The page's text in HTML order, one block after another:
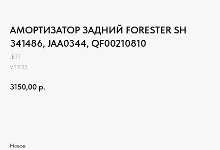
АМОРТИЗАТОР ЗАДНИЙ FORESTER SH
341486, JAA0344, QF00210810
JETT
V31132
3150,00 р.
Новое